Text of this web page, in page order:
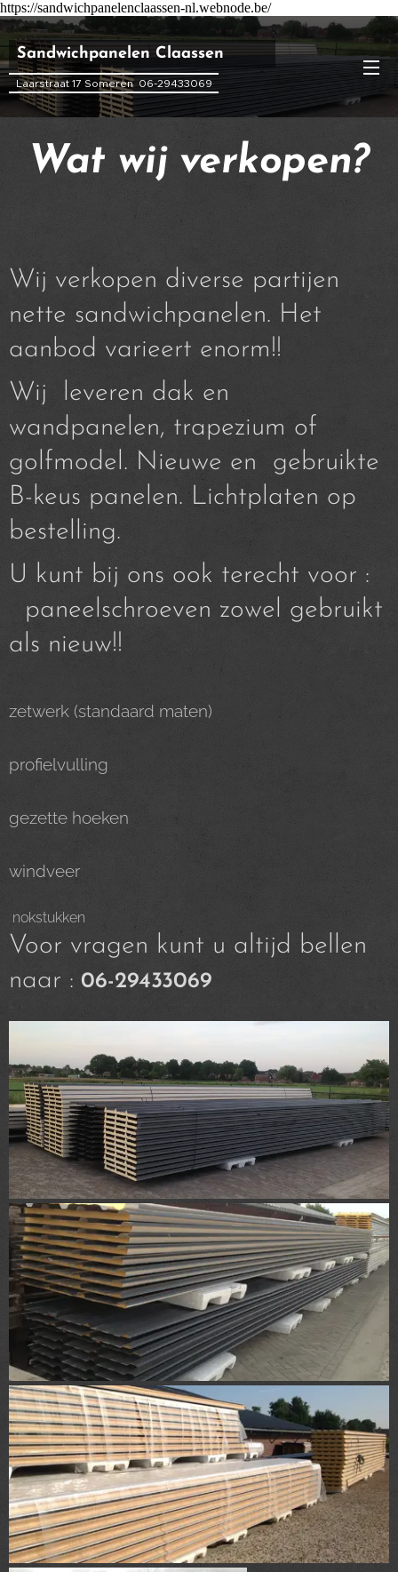
https://sandwichpanelenclaassen-nl.webnode.be/
Sandwichpanelen Claassen
Claassen Claassen
Laarstraat 17 Someren 06-29433069
Wat wij verkopen?
Wij verkopen diverse partijen
nette sandwichpanelen. Het
aanbod varieert enorm!!
Wij leveren dak en
wandpanelen, trapezium of
golfmodel. Nieuwe en gebruikte
B-keus panelen. Lichtplaten op
bestelling.
U kunt bij ons ook terecht voor :
paneelschroeven zowel gebruikt
als nieuw!!
zetwerk (standaard maten)
profielvulling
gezette hoeken
windveer
nokstukken
Voor vragen kunt u altijd bellen
naar : 06-29433069